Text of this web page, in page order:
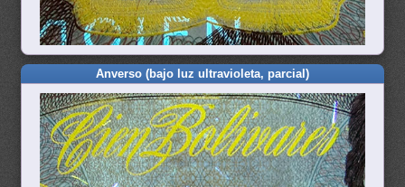
Anverso (bajo luz ultravioleta, parcial)